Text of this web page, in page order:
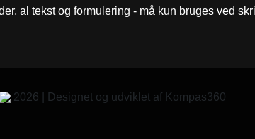
al tekst og formulering - må kun bruges ved
2026 | Designet og udviklet af Kompas360